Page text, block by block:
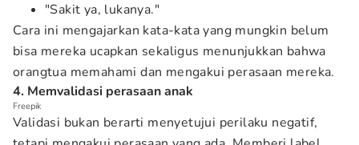
"Sakit ya, lukanya."
Cara ini mengajarkan kata-kata yang mungkin belum
bisa mereka ucapkan sekaligus menunjukkan bahwa
orangtua memahami dan mengakui perasaan mereka.
4. Memvalidasi perasaan anak
Freepik
Validasi bukan berarti menyetujui perilaku negatif,